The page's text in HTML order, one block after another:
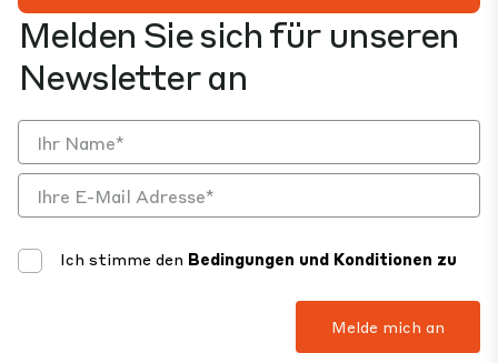
Melden Sie sich für unseren
Newsletter an
Ich stimme den Bedingungen und Konditionen zu